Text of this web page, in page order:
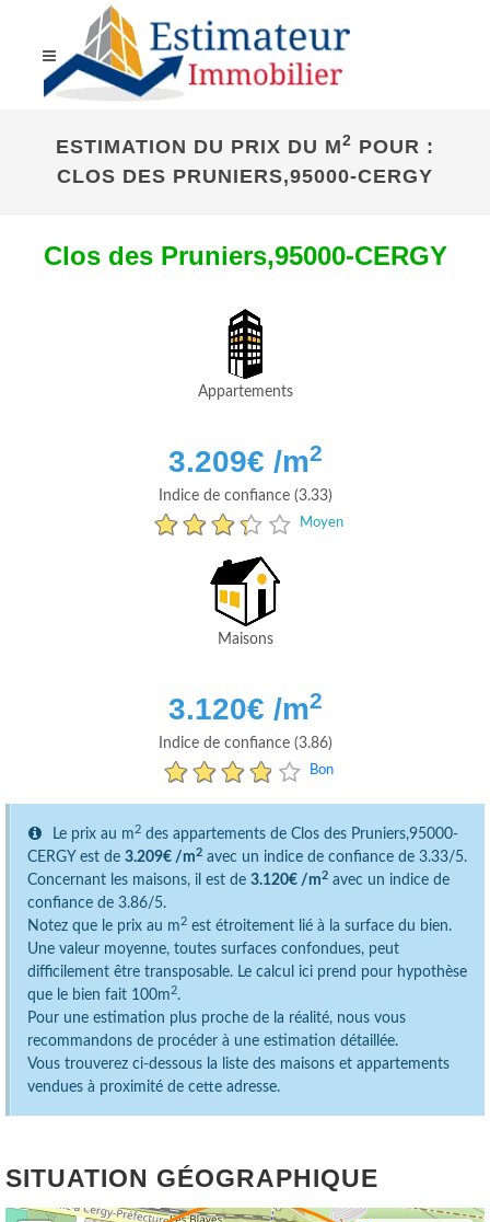
ESTIMATION DU PRIX DU M2 POUR :
CLOS DES PRUNIERS,95000-CERGY
Clos des Pruniers,95000-CERGY
Appartements
3.209€ /m2
Indice de confiance (3.33)
Moyen
Maisons
3.120€ /m2
Indice de confiance (3.86)
Bon
Le prix au m 2 des appartements de Clos des Pruniers,95000-
CERGY est de 3.209€ /m2 avec un indice de confiance de 3.33/5.
Concernant les maisons, il est de 3.120€ /m2 avec un indice de
confiance de 3.86/5.
Notez que le prix au m 2 est étroitement lié à la surface du bien.
Une valeur moyenne, toutes surfaces confondues, peut
difficilement être transposable. Le calcul ici prend pour hypothèse
que le bien fait 100m 2.
Pour une estimation plus proche de la réalité, nous vous
recommandons de procéder à une estimation détaillée.
Vous trouverez ci-dessous la liste des maisons et appartements
vendues à proximité de cette adresse.
SITUATION GÉOGRAPHIQUE